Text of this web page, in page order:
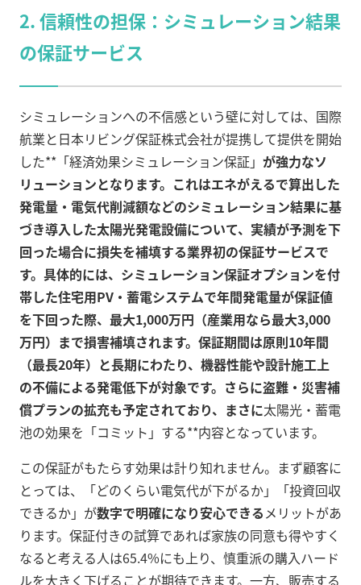
2.信頼性の担保：シミュレーション結果
の保証サービス
シミュレーションへの不信感という壁に対しては、国際
航業と日本リビング保証株式会社が提携して提供を開始
した**「経済効果シミュレーション保証」 が強力なソ
リューションとなります。これはエネがえるで算出した
発電量・電気代削減額などのシミュレーション結果に基
づき導入した太陽光発電設備について、実績が予測を下
回った場合に損失を補填する業界初の保証サービスで
す。具体的には、シミュレーション保証オプションを付
帯した住宅用PV・蓄電システムで年間発電量が保証値
を下回った際、最大1,000万円（産業用なら最大3,000
万円）まで損害補填されます。保証期間は原則10年間
（最長20年）と長期にわたり、機器性能や設計施工上
の不備による発電低下が対象です。さらに盗難・災害補
償プランの拡充も予定されており、まさに太陽光・蓄電
池の効果を「コミット」する**内容となっています。
この保証がもたらす効果は計り知れません。まず顧客に
とっては、「どのくらい電気代が下がるか」「投資回収
できるか」が数字で明確になり安心できるメリットがあ
ります。保証付きの試算であれば家族の同意も得やすく
なると考える人は65.4%にも上り、慎重派の購入ハード
ルを大きく下げることが期待できます。一方、販売する